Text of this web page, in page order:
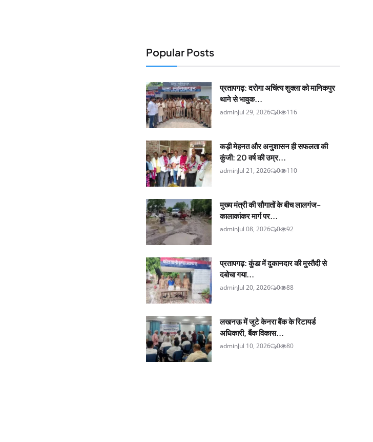
Popular Posts
प्रतापगढ़: दरोगा अचिंत्य शुक्ला को मानिकपुर
थाने से भावुक...
adminJul 29, 2026 0 116
कड़ी मेहनत और अनुशासन ही सफलता की
कुंजी: 20 वर्ष की उम्र...
adminJul 21, 2026 0 110
मुख्य मंत्री की सौगातों के बीच लालगंज-
कालाकांकर मार्ग पर...
adminJul 08, 2026 0 92
प्रतापगढ़: कुंडा में दुकानदार की मुस्तैदी से
दबोचा गया...
adminJul 20, 2026 0 88
लखनऊ में जुटे केनरा बैंक के रिटायर्ड
अधिकारी, बैंक विकास...
adminJul 10, 2026 0 80